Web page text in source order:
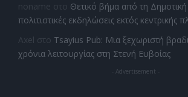
noname στο Θετικό βήμα από τη
πολιτιστικές εκδηλώσεις εκτός κεντρικής
Axel στο Tsayius Pub: Μια ξεχωριστή
χρόνια λειτουργίας στη Στενή Ευβοίας
- Advertisement -